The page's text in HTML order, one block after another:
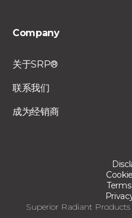
Company
关于SRP®
联系我们
成为经销商
Superior Radiant